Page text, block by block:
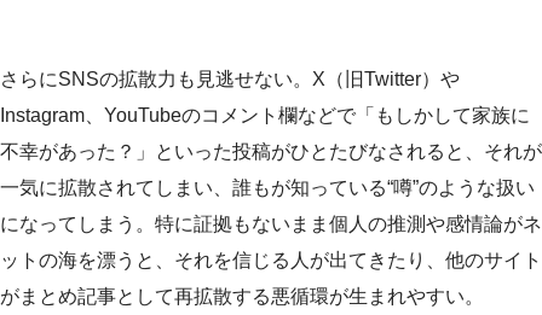
さらにSNSの拡散力も見逃せない。X（旧Twitter）や
Instagram、YouTubeのコメント欄などで「もしかして家族に
不幸があった？」といった投稿がひとたびなされると、それが
一気に拡散されてしまい、誰もが知っている“噂”のような扱い
になってしまう。特に証拠もないまま個人の推測や感情論がネ
ットの海を漂うと、それを信じる人が出てきたり、他のサイト
がまとめ記事として再拡散する悪循環が生まれやすい。